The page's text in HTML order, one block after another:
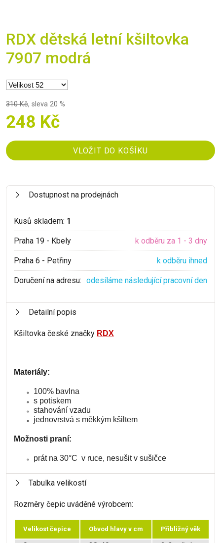
RDX dětská letní kšiltovka
7907 modrá
310 Kč, sleva 20 %
248 Kč
Dostupnost na prodejnách
Kusů skladem: 1
Praha 19 - Kbely k odběru za 1 - 3 dny
Praha 6 - Petřiny k odběru ihned
Doručení na adresu: odesíláme následující pracovní den
Detailní popis
Kšiltovka české značky RDX
Materiály:
100% bavlna
s potiskem
stahování vzadu
jednovrstvá s měkkým kšiltem
Možnosti praní:
prát na 30°C v ruce, nesušit v sušičce
Tabulka velikostí
Rozměry čepic uváděné výrobcem:
Velikost čepice Obvod hlavy v cm Přibližný věk